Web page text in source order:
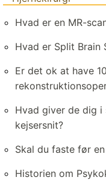
Hvad er en MR-
Hvad er Split Brain
Er det ok at have
Hvad giver de dig
kejsersnit?
Skal du faste før en
Historien om